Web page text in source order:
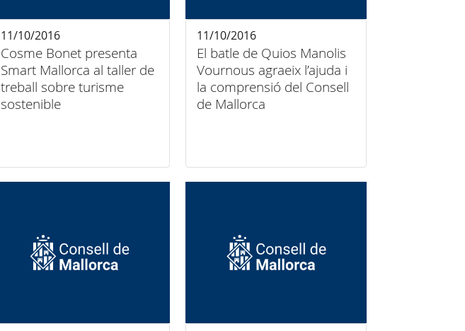
Cosme Bonet presenta
Smart Mallorca al taller de
treball sobre turisme
sostenible
11/10/2016
El batle de Quios Manolis
Vournous agraeix l’ajuda i
la comprensió del Consell
de Mallorca
11/10/2016